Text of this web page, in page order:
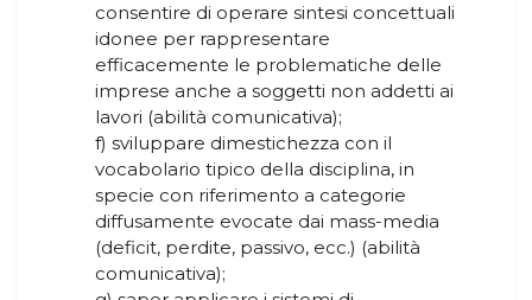
consentire di operare sintesi concettuali
idonee per rappresentare
efficacemente le problematiche delle
imprese anche a soggetti non addetti ai
lavori (abilità comunicativa);
f) sviluppare dimestichezza con il
vocabolario tipico della disciplina, in
specie con riferimento a categorie
diffusamente evocate dai mass-media
(deficit, perdite, passivo, ecc.) (abilità
comunicativa);